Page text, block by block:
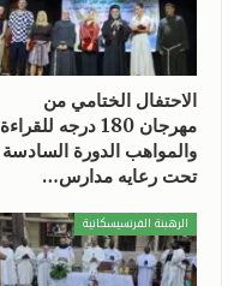
الاحتفال الختامي من
مهرجان 180 درجه للقراءة
والمواهب الدورة السادسة
تحت رعايه مدارس…
الرهبنة الفرنسيسكانية